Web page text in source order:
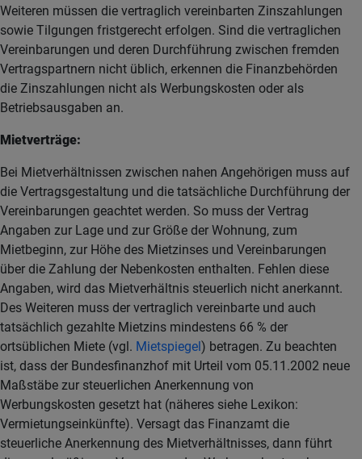
Weiteren müssen die vertraglich vereinbarten Zinszahlungen
sowie Tilgungen fristgerecht erfolgen. Sind die vertraglichen
Vereinbarungen und deren Durchführung zwischen fremden
Vertragspartnern nicht üblich, erkennen die Finanzbehörden
die Zinszahlungen nicht als Werbungskosten oder als
Betriebsausgaben an.
Mietverträge:
Bei Mietverhältnissen zwischen nahen Angehörigen muss auf
die Vertragsgestaltung und die tatsächliche Durchführung der
Vereinbarungen geachtet werden. So muss der Vertrag
Angaben zur Lage und zur Größe der Wohnung, zum
Mietbeginn, zur Höhe des Mietzinses und Vereinbarungen
über die Zahlung der Nebenkosten enthalten. Fehlen diese
Angaben, wird das Mietverhältnis steuerlich nicht anerkannt.
Des Weiteren muss der vertraglich vereinbarte und auch
tatsächlich gezahlte Mietzins mindestens 66 % der
ortsüblichen Miete (vgl. Mietspiegel) betragen. Zu beachten
ist, dass der Bundesfinanzhof mit Urteil vom 05.11.2002 neue
Maßstäbe zur steuerlichen Anerkennung von
Werbungskosten gesetzt hat (näheres siehe Lexikon:
Vermietungseinkünfte). Versagt das Finanzamt die
steuerliche Anerkennung des Mietverhältnisses, dann führt